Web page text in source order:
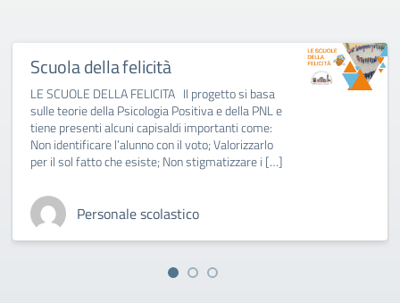
Scuola della felicità
LE SCUOLE DELLA FELICITA Il progetto si basa
sulle teorie della Psicologia Positiva e della PNL e
tiene presenti alcuni capisaldi importanti come:
Non identificare l’alunno con il voto; Valorizzarlo
per il sol fatto che esiste; Non stigmatizzare i […]
Personale scolastico